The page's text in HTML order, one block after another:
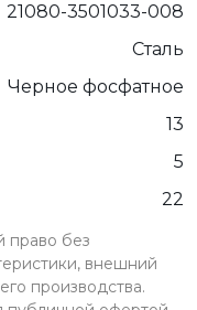
21080-3501033-008
Сталь
Черное фосфатное
13
5
22
право без
внешний
производства.